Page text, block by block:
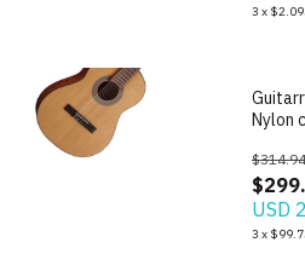
3 x
Nylon
USD
3 x